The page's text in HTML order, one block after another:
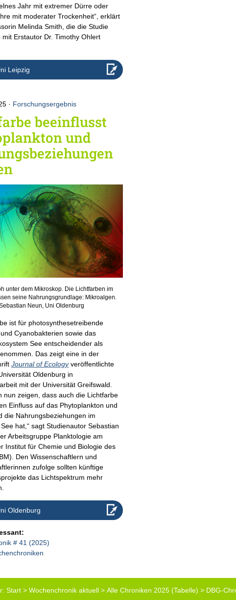
Jahr mit extremer Dürre oder
mit moderater Trockenheit“, erklärt
Melinda Smith, die die Studie
mit Erstautor Dr. Timothy Ohlert
Leipzig
Forschungsergebnis
beeinflusst
und
unter dem Mikroskop. Die Lichtfarben im
seine Nahrungsgrundlage: Mikroalgen.
Neun, Uni Oldenburg
ist für photosynthesetreibende
Cyanobakterien sowie das
See entscheidender als
Das zeigt eine in der
Journal of Ecologyveröffentlichte
Oldenburg in
mit der Universität Greifswald.
nun zeigen, dass auch die Lichtfarbe
Einfluss auf das Phytoplankton und
die Nahrungsbeziehungen im
hat,“ sagt Studienautor Sebastian
Arbeitsgruppe Planktologie am
Institut für Chemie und Biologie des
Den Wissenschaftlern und
zufolge sollten künftige
das Lichtspektrum mehr
Oldenburg
# 41 (2025)
Start >Wochenchronik aktuell >Alle Chroniken 2025 (Tabelle) > DBG-